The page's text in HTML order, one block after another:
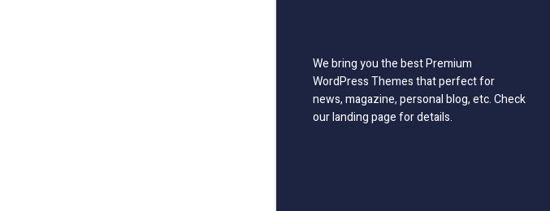
We bring you the best Premium
WordPress Themes that perfect for
news, magazine, personal blog, etc. Check
our landing page for details.